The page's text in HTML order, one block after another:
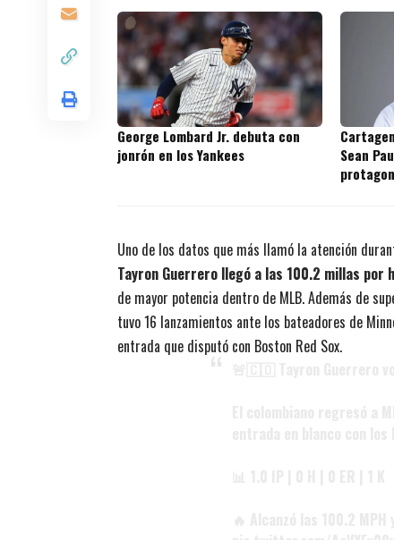
George Lombard Jr. debuta con
jonrón en los Yankees
Sean
Uno de los datos que más llamó la atención
Tayron Guerrero llegó a las 100.2 millas por
de mayor potencia dentro de MLB. Además de
tuvo 16 lanzamientos ante los bateadores de
entrada que disputó con Boston Red Sox.